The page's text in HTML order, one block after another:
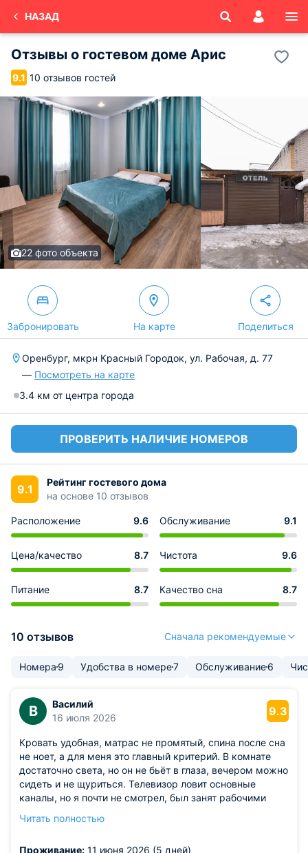
НАЗАД
Отзывы о гостевом доме Арис
9.1 10 отзывов гостей
22 фото объекта
Забронировать На карте Поделиться
Оренбург, мкрн Красный Городок, ул. Рабочая, д. 77
— Посмотреть на карте
3.4 км от центра города
ПРОВЕРИТЬ НАЛИЧИЕ НОМЕРОВ
9.1
Рейтинг гостевого дома
на основе 10 отзывов
Расположение 9.6 Обслуживание 9.1
Цена/качество 8.7 Чистота 9.6
Питание 8.7 Качество сна 8.7
10 отзывов Сначала рекомендуемые
Номера 9 Удобства в номере7 Обслуживание6
В
Василий
16 июля 2026
9.3
Кровать удобная, матрас не промятый, спина после сна
не ноет, а для меня это главный критерий. В комнате
достаточно света, но он не бьёт в глаза, вечером можно
сидеть и не щуриться. Телевизор ловит основные
каналы, но я почти не смотрел, был занят рабочими
запахов, всё чисто и аккуратно, без навязчивого
Читать полностью
Проживание: 11 июня 2026 (5 дней)